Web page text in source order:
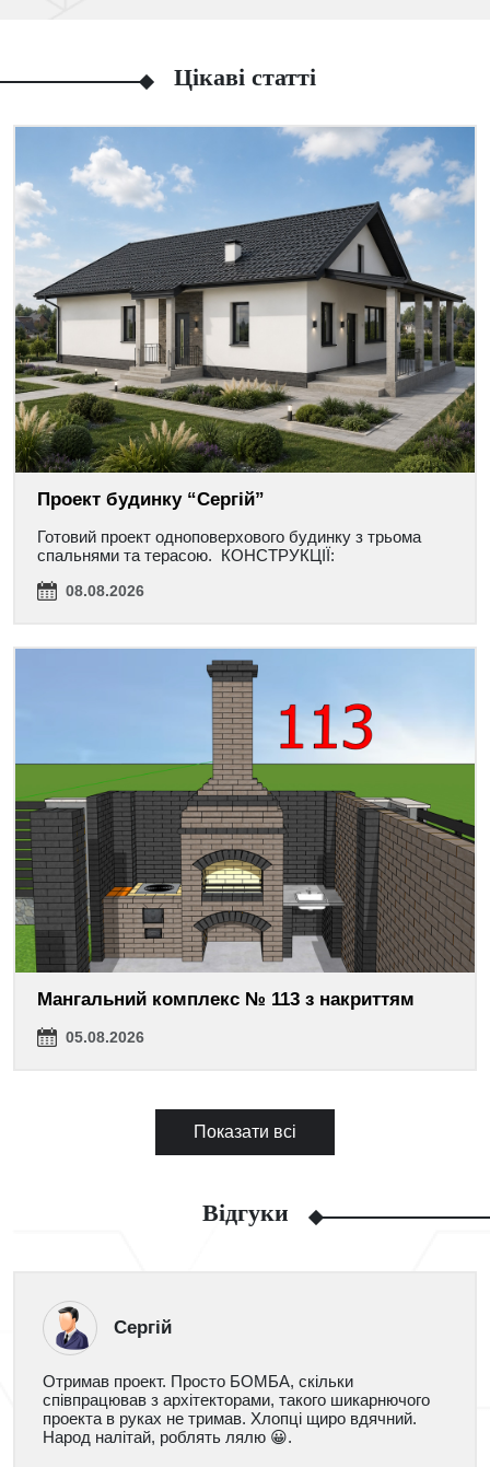
Цікаві статті
Проект будинку “Сергій”
Готовий проект одноповерхового будинку з трьома
спальнями та терасою. КОНСТРУКЦІЇ:
08.08.2026
Мангальний комплекс № 113 з накриттям
05.08.2026
Показати всі
Відгуки
Сергій
Отримав проект. Просто БОМБА, скільки
співпрацював з архітекторами, такого шикарнючого
проекта в руках не тримав. Хлопці щиро вдячний.
Народ налітай, роблять лялю 😀.